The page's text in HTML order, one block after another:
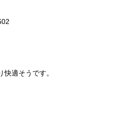
適そうです。